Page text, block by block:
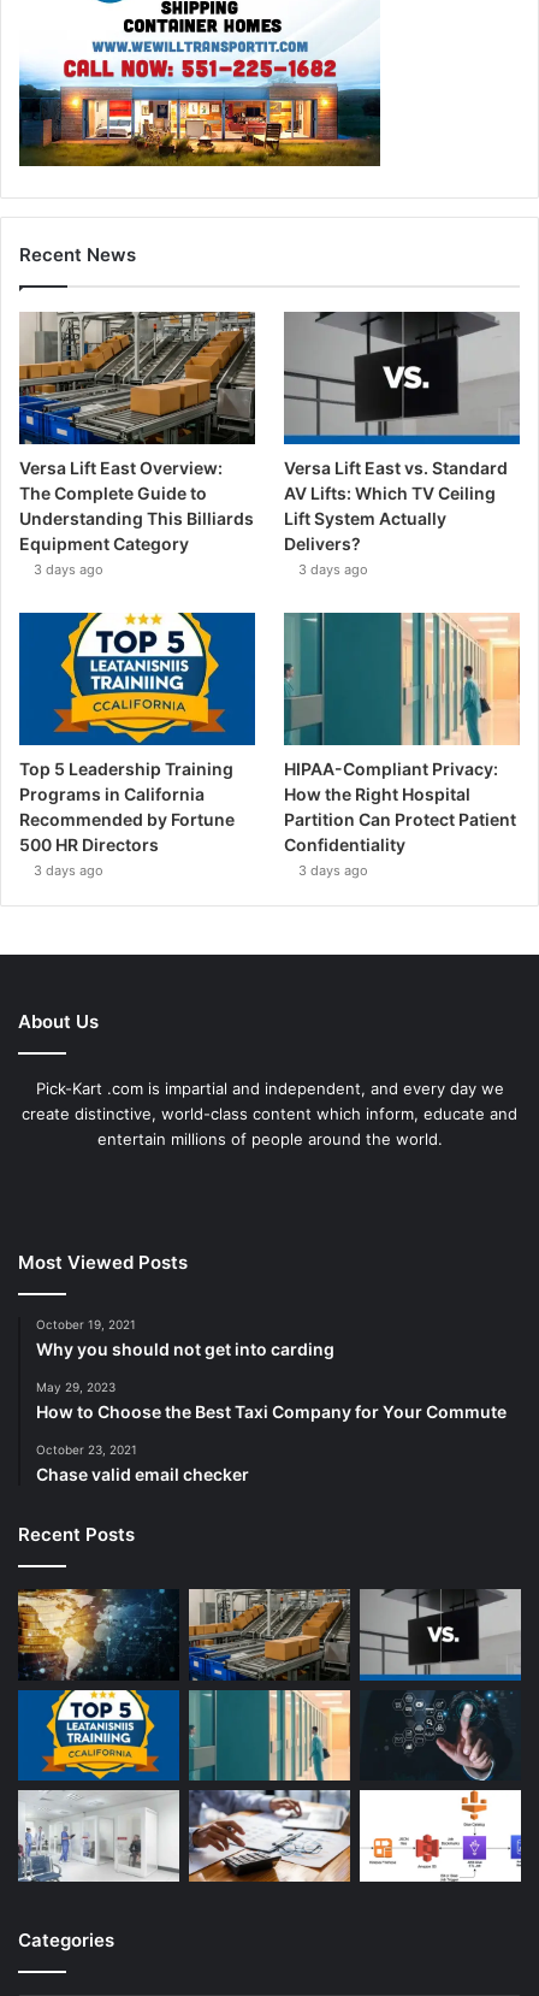
Recent News
Versa Lift East Overview:
The Complete Guide to
Understanding This Billiards
Equipment Category
3 days ago
Versa Lift East vs. Standard
AV Lifts: Which TV Ceiling
Lift System Actually
Delivers?
3 days ago
Top 5 Leadership Training
Programs in California
Recommended by Fortune
500 HR Directors
3 days ago
HIPAA-Compliant Privacy:
How the Right Hospital
Partition Can Protect Patient
Confidentiality
3 days ago
About Us
Pick-Kart .com is impartial and independent, and every day we
create distinctive, world-class content which inform, educate and
entertain millions of people around the world.
Most Viewed Posts
October 19, 2021
Why you should not get into carding
May 29, 2023
How to Choose the Best Taxi Company for Your Commute
October 23, 2021
Chase valid email checker
Recent Posts
Categories